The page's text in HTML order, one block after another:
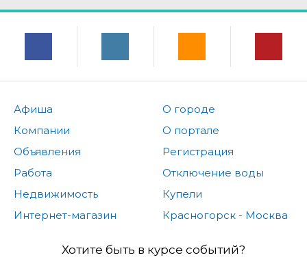
Афиша
Компании
Объявления
Работа
Недвижимость
Интернет-магазин
О городе
О портале
Регистрация
Отключение воды
Купели
Красногорск - Москва
Хотите быть в курсе событий?